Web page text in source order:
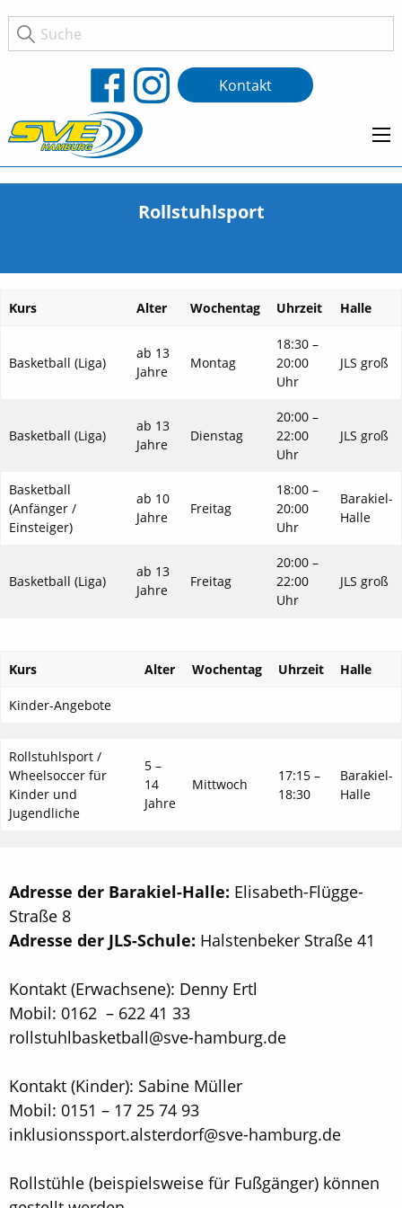
Kontakt
Rollstuhlsport
Kurs Alter Wochentag Uhrzeit Halle
Basketball (Liga)
ab 13
Jahre
Montag
18:30 –
20:00
Uhr
JLS groß
Basketball (Liga)
ab 13
Jahre
Dienstag
20:00 –
22:00
Uhr
JLS groß
Basketball
(Anfänger /
Einsteiger)
ab 10
Jahre
Freitag
18:00 –
20:00
Uhr
Barakiel-
Halle
Basketball (Liga)
ab 13
Jahre
Freitag
20:00 –
22:00
Uhr
JLS groß
Kurs Alter Wochentag Uhrzeit Halle
Kinder-Angebote
Rollstuhlsport /
Wheelsoccer für
Kinder und
Jugendliche
5 –
14
Jahre
Mittwoch
17:15 –
18:30
Barakiel-
Halle
Adresse der Barakiel-Halle: Elisabeth-Flügge-
Straße 8
Adresse der JLS-Schule: Halstenbeker Straße 41
Kontakt (Erwachsene): Denny Ertl
Mobil: 0162 – 622 41 33
rollstuhlbasketball@sve-hamburg.de
Kontakt (Kinder): Sabine Müller
Mobil: 0151 – 17 25 74 93
inklusionssport.alsterdorf@sve-hamburg.de
Rollstühle (beispielsweise für Fußgänger) können